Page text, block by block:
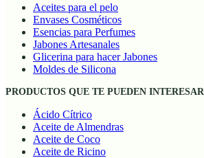
Aceites para el pelo
Envases Cosméticos
Esencias para Perfumes
Jabones Artesanales
Glicerina para hacer Jabones
Moldes de Silicona
PRODUCTOS QUE TE PUEDEN INTERESAR
Ácido Cítrico
Aceite de Almendras
Aceite de Coco
Aceite de Ricino